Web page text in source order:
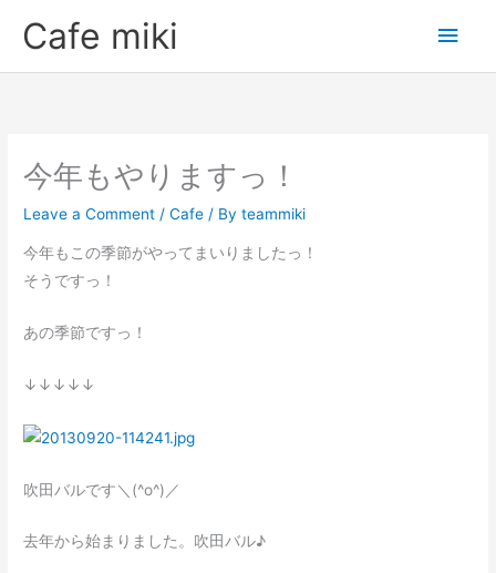
Cafe miki
Main
今年もやりますっ！
Leave a Comment /Cafe / Byteammiki
今年もこの季節がやってまいりましたっ！
そうですっ！
あの季節ですっ！
↓↓↓↓↓
吹田バルです＼(^o^)／
去年から始まりました。吹田バル♪